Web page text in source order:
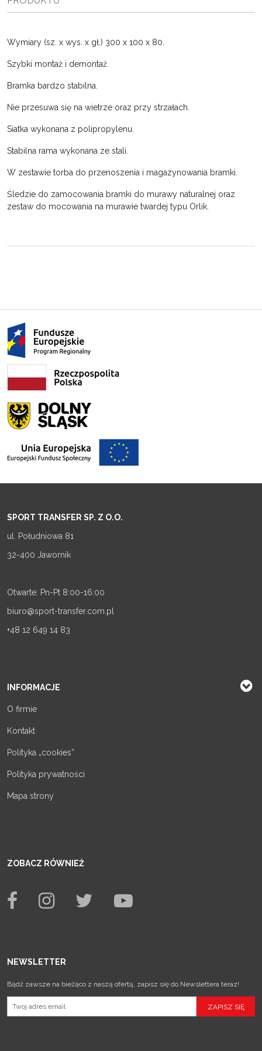
Wymiary (sz. x wys. x gł.) 300 x 100 x 80.
Szybki montaż i demontaż.
Bramka bardzo stabilna.
Nie przesuwa się na wietrze oraz przy strzałach.
Siatka wykonana z polipropylenu.
Stabilna rama wykonana ze stali.
W zestawie torba do przenoszenia i magazynowania bramki.
Śledzie do zamocowania bramki do murawy naturalnej oraz
zestaw do mocowania na murawie twardej typu Orlik.
SPORT TRANSFER SP. Z O.O.
ul. Południowa 81
32-400 Jawornik
Otwarte: Pn-Pt 8:00-16:00
biuro@sport-transfer.com.pl
+48 12 649 14 83
INFORMACJE
O firmie
Kontakt
Polityka „cookies”
Polityka prywatności
Mapa strony
ZOBACZ RÓWNIEŻ
NEWSLETTER
Bądź zawsze na bieżąco z naszą ofertą, zapisz się do Newslettera teraz!